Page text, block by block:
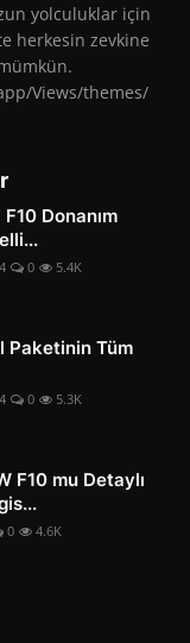
yolculuklar için
herkesin zevkine
Views/themes/
Donanım
0 5.4K
Paketinin Tüm
0 5.3K
F10 mu Detaylı
0 4.6K